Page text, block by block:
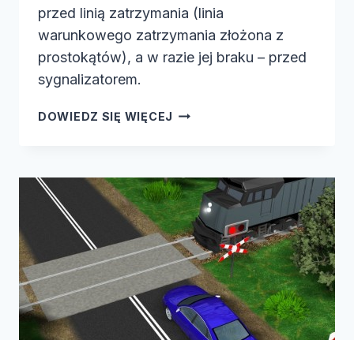
przed linią zatrzymania (linia
warunkowego zatrzymania złożona z
prostokątów), a w razie jej braku – przed
sygnalizatorem.
DOWIEDZ SIĘ WIĘCEJ ZATRZYMANIE